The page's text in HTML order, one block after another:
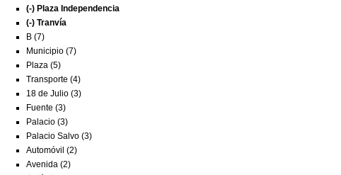
(-) Plaza Independencia
(-) Tranvía
B (7)
Municipio (7)
Plaza (5)
Transporte (4)
18 de Julio (3)
Fuente (3)
Palacio (3)
Palacio Salvo (3)
Automóvil (2)
Avenida (2)